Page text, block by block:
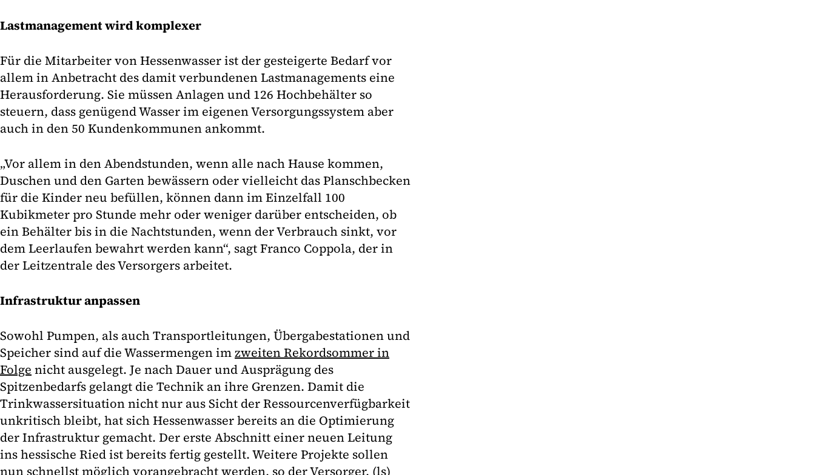
Lastmanagement wird komplexer
Für die Mitarbeiter von Hessenwasser ist der gesteigerte Bedarf vor
allem in Anbetracht des damit verbundenen Lastmanagements eine
Herausforderung. Sie müssen Anlagen und 126 Hochbehälter so
steuern, dass genügend Wasser im eigenen Versorgungssystem aber
auch in den 50 Kundenkommunen ankommt.
„Vor allem in den Abendstunden, wenn alle nach Hause kommen,
Duschen und den Garten bewässern oder vielleicht das Planschbecken
für die Kinder neu befüllen, können dann im Einzelfall 100
Kubikmeter pro Stunde mehr oder weniger darüber entscheiden, ob
ein Behälter bis in die Nachtstunden, wenn der Verbrauch sinkt, vor
dem Leerlaufen bewahrt werden kann“, sagt Franco Coppola, der in
der Leitzentrale des Versorgers arbeitet.
Infrastruktur anpassen
Sowohl Pumpen, als auch Transportleitungen, Übergabestationen und
Speicher sind auf die Wassermengen imzweiten Rekordsommer in
Folge nicht ausgelegt. Je nach Dauer und Ausprägung des
Spitzenbedarfs gelangt die Technik an ihre Grenzen. Damit die
Trinkwassersituation nicht nur aus Sicht der Ressourcenverfügbarkeit
unkritisch bleibt, hat sich Hessenwasser bereits an die Optimierung
der Infrastruktur gemacht. Der erste Abschnitt einer neuen Leitung
ins hessische Ried ist bereits fertig gestellt. Weitere Projekte sollen
nun schnellst möglich vorangebracht werden, so der Versorger. (ls)